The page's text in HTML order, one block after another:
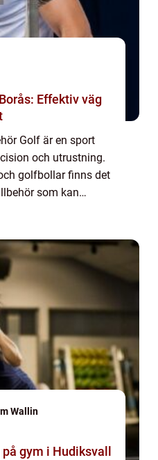
Effektiv väg
Golf är en sport
och utrustning.
golfbollar finns det
som kan
Wallin
gym i Hudiksvall